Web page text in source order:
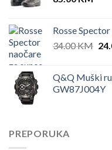
Rosse
34.00KM
Q&Q Muški
GW87J004Y
PREPORUKA